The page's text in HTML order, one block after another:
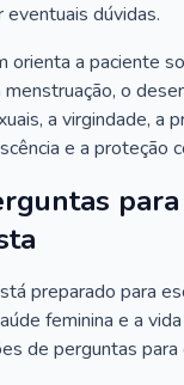
dúvidas.
orienta a paciente
o
a virgindade, a
e a proteção
para
preparado para
feminina e a
de perguntas